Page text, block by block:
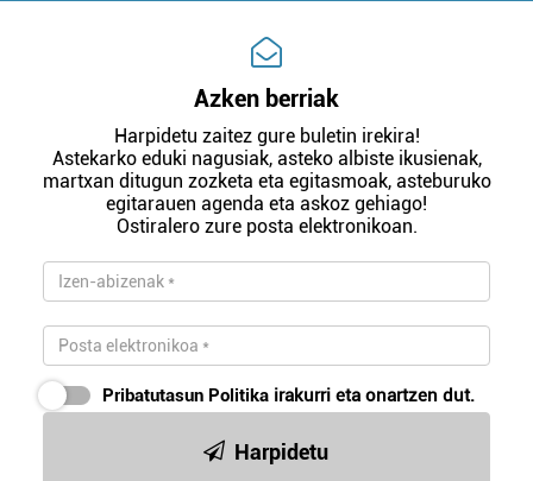
Azken berriak
Harpidetu zaitez gure buletin irekira!
Astekarko eduki nagusiak, asteko albiste ikusienak,
martxan ditugun zozketa eta egitasmoak, asteburuko
egitarauen agenda eta askoz gehiago!
Ostiralero zure posta elektronikoan.
Pribatutasun Politika irakurri eta onartzen dut.
Harpidetu